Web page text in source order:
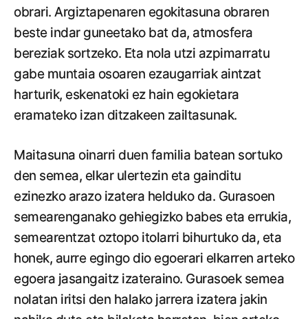
obrari. Argiztapenaren egokitasuna obraren
beste indar guneetako bat da, atmosfera
bereziak sortzeko. Eta nola utzi azpimarratu
gabe muntaia osoaren ezaugarriak aintzat
harturik, eskenatoki ez hain egokietara
eramateko izan ditzakeen zailtasunak.
Maitasuna oinarri duen familia batean sortuko
den semea, elkar ulertezin eta gainditu
ezinezko arazo izatera helduko da. Gurasoen
semearenganako gehiegizko babes eta errukia,
semearentzat oztopo itolarri bihurtuko da, eta
honek, aurre egingo dio egoerari elkarren arteko
egoera jasangaitz izateraino. Gurasoek semea
nolatan iritsi den halako jarrera izatera jakin